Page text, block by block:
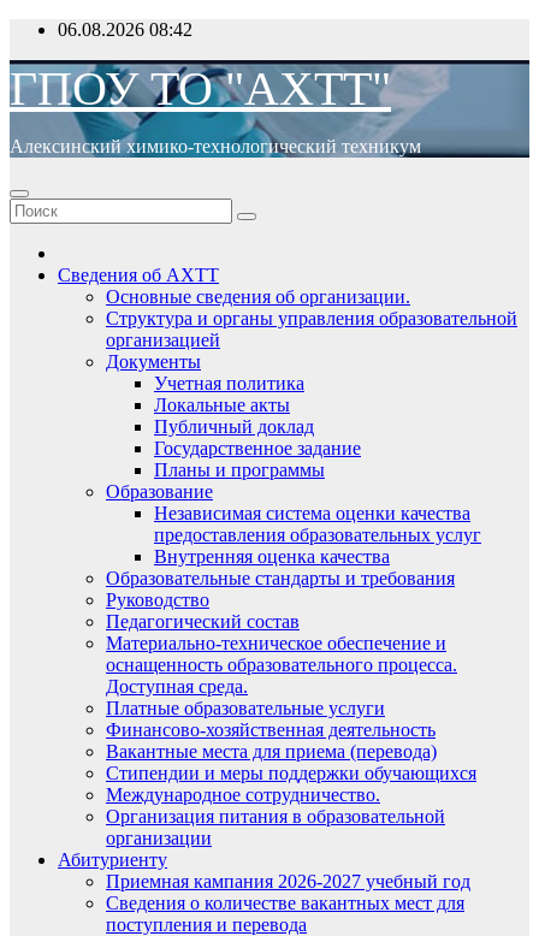
Перейти
содержимому
06.08.2026 08:42
ГПОУ ТО "АХТТ"
Алексинский химико-технологический техникум
Сведения об АХТТ
Основные сведения об организации.
Структура и органы управления образовательной
организацией
Документы
Учетная политика
Локальные акты
Публичный доклад
Государственное задание
Планы и программы
Образование
Независимая система оценки качества
предоставления образовательных услуг
Внутренняя оценка качества
Образовательные стандарты и требования
Руководство
Педагогический состав
Материально-техническое обеспечение и
оснащенность образовательного процесса.
Доступная среда.
Платные образовательные услуги
Финансово-хозяйственная деятельность
Вакантные места для приема (перевода)
Стипендии и меры поддержки обучающихся
Международное сотрудничество.
Организация питания в образовательной
организации
Абитуриенту
Приемная кампания 2026-2027 учебный год
Сведения о количестве вакантных мест для
поступления и перевода